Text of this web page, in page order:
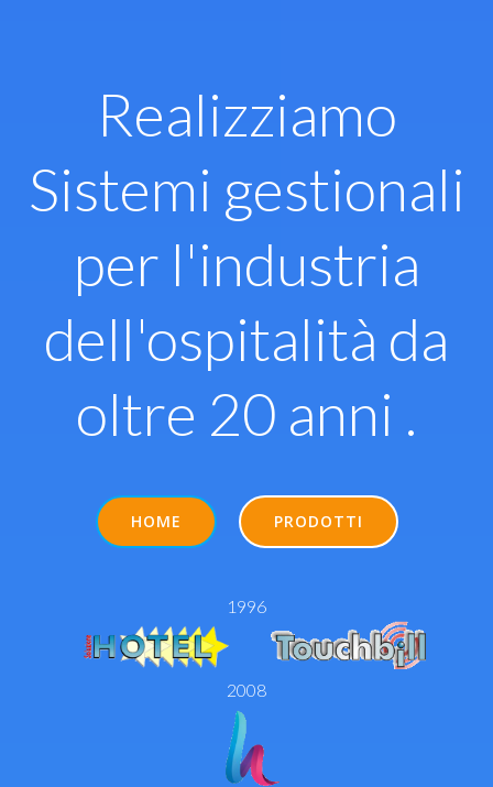
Realizziamo
Sistemi gestionali
per l'industria
dell'ospitalità da
oltre 20 anni .
HOME PRODOTTI
1996
2008